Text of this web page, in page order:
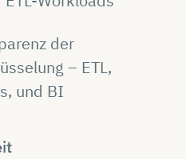
der
– ETL,
und BI